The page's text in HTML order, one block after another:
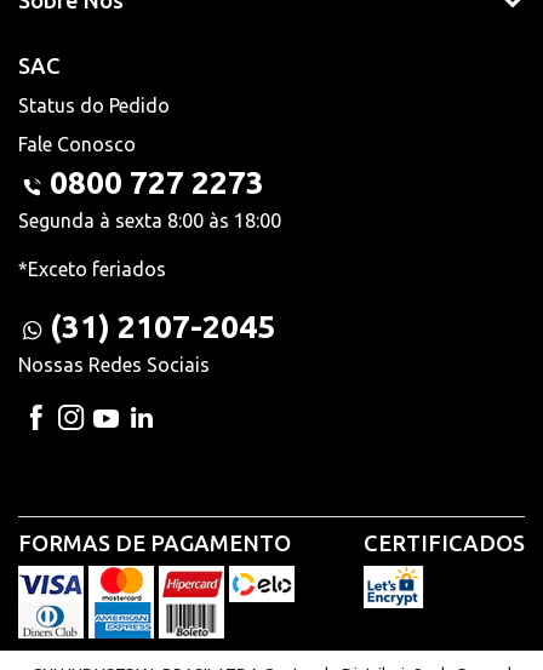
SAC
Status do Pedido
Fale Conosco
0800 727 2273
Segunda à sexta 8:00 às 18:00
*Exceto feriados
(31) 2107-2045
Nossas Redes Sociais
FORMAS DE PAGAMENTO CERTIFICADOS